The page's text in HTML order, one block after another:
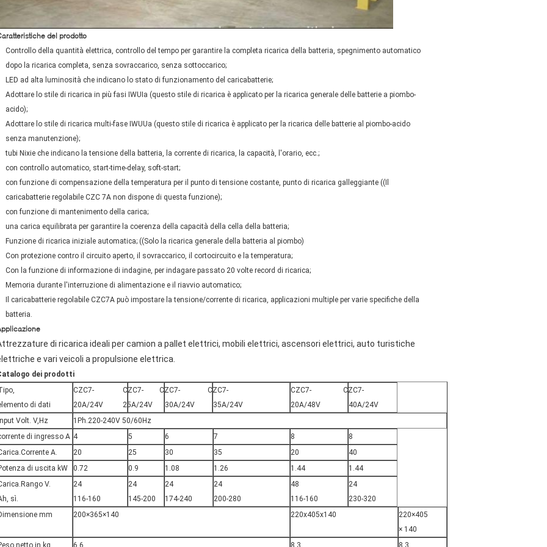
del prodotto
Controllo della quantità elettrica, controllo del tempo per garantire la completa ricarica della batteria, spegnimento automatico
dopo la ricarica completa, senza sovraccarico, senza sottoccarico;
LED ad alta luminosità che indicano lo stato di funzionamento del caricabatterie;
Adottare lo stile di ricarica in più fasi IWUIa (questo stile di ricarica è applicato per la ricarica generale delle batterie a piombo-
acido);
Adottare lo stile di ricarica multi-fase IWUUa (questo stile di ricarica è applicato per la ricarica delle batterie al piombo-acido
senza manutenzione);
tubi Nixie che indicano la tensione della batteria, la corrente di ricarica, la capacità, l'orario, ecc.;
con controllo automatico, start-time-delay, soft-start;
con funzione di compensazione della temperatura per il punto di tensione costante, punto di ricarica galleggiante ((Il
caricabatterie regolabile CZC 7A non dispone di questa funzione);
con funzione di mantenimento della carica;
una carica equilibrata per garantire la coerenza della capacità della cella della batteria;
Funzione di ricarica iniziale automatica; ((Solo la ricarica generale della batteria al piombo)
Con protezione contro il circuito aperto, il sovraccarico, il cortocircuito e la temperatura;
Con la funzione di informazione di indagine, per indagare passato 20 volte record di ricarica;
Memoria durante l'interruzione di alimentazione e il riavvio automatico;
Il caricabatterie regolabile CZC7A può impostare la tensione/corrente di ricarica, applicazioni multiple per varie specifiche della
batteria.
di ricarica ideali per camion a pallet elettrici, mobili elettrici, ascensori elettrici, auto turistiche
e vari veicoli a propulsione elettrica.
dei prodotti
di dati
CZC7-
20A/24V
CZC7-
25A/24V
CZC7-
30A/24V
CZC7-
35A/24V
CZC7-
20A/48V
CZC7-
40A/24V
Volt. V,Hz
1Ph.220-240V 50/60Hz
di ingresso A 4 5 6 7 8
8
A.
20 25 30 35 20
40
di uscita kW
0.72 0.9 1.08 1.26 1.44
1.44
V.
sì.
24
116-160
24
145-200
24
174-240
24
200-280
48
116-160
24
230-320
mm
200×365×140 220x405x140
220×405
× 140
netto in kg
6.6 8.3 8.3